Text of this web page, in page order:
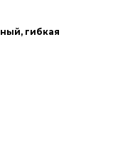
гибкая